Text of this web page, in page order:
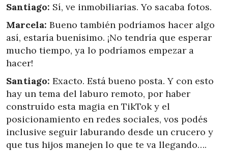
Santiago: Sí, ve inmobiliarias. Yo sacaba fotos.
Marcela: Bueno también podríamos hacer algo
así, estaría buenísimo. ¡No tendría que esperar
mucho tiempo, ya lo podríamos empezar a
hacer!
Santiago: Exacto. Está bueno posta. Y con esto
hay un tema del laburo remoto, por haber
construído esta magia en TikTok y el
posicionamiento en redes sociales, vos podés
inclusive seguir laburando desde un crucero y
que tus hijos manejen lo que te va llegando….